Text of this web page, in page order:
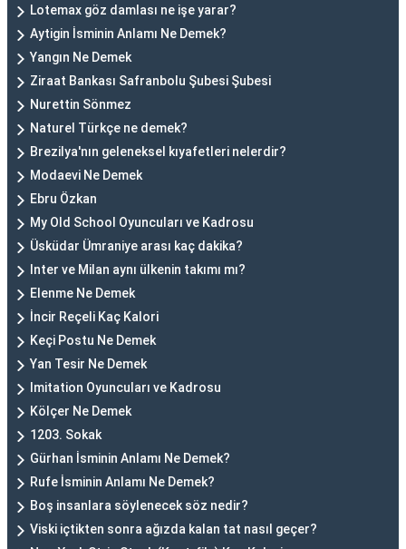
Lotemax göz damlası ne işe yarar?
Aytigin İsminin Anlamı Ne Demek?
Yangın Ne Demek
Ziraat Bankası Safranbolu Şubesi Şubesi
Nurettin Sönmez
Naturel Türkçe ne demek?
Brezilya'nın geleneksel kıyafetleri nelerdir?
Modaevi Ne Demek
Ebru Özkan
My Old School Oyuncuları ve Kadrosu
Üsküdar Ümraniye arası kaç dakika?
Inter ve Milan aynı ülkenin takımı mı?
Elenme Ne Demek
İncir Reçeli Kaç Kalori
Keçi Postu Ne Demek
Yan Tesir Ne Demek
Imitation Oyuncuları ve Kadrosu
Kölçer Ne Demek
1203. Sokak
Gürhan İsminin Anlamı Ne Demek?
Rufe İsminin Anlamı Ne Demek?
Boş insanlara söylenecek söz nedir?
Viski içtikten sonra ağızda kalan tat nasıl geçer?